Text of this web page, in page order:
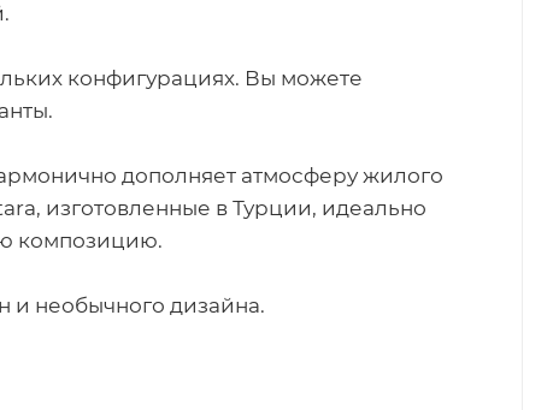
конфигурациях. Вы можете
дополняет атмосферу жилого
изготовленные в Турции, идеально
композицию.
и необычного дизайна.